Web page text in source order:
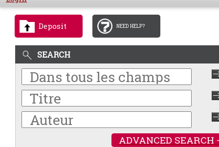
Deposit NEED HELP?
SEARCH
ADVANCED SEARCH